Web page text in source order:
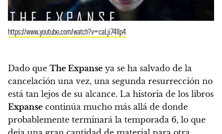
https://www.youtube.com/watch?v=caLji74IIp4
Dado que The Expanse ya se ha salvado de la
cancelación una vez, una segunda resurrección no
está tan lejos de su alcance. La historia de los libros
Expanse continúa mucho más allá de donde
probablemente terminará la temporada 6, lo que